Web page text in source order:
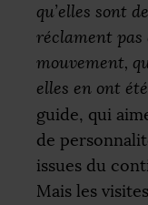
qu’elles sont
réclament
mouvement,
elles en ont
guide, qui
de
issues du
Mais les